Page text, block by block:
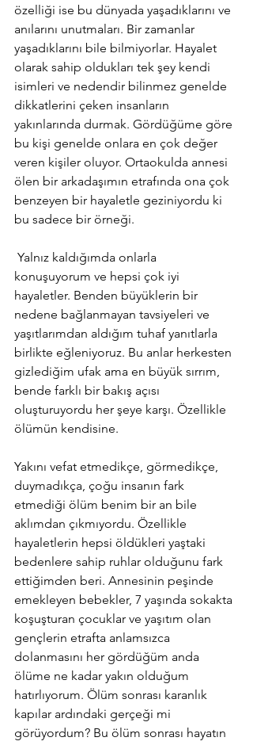
özelliği ise bu dünyada yaşadıklarını ve
anılarını unutmaları. Bir zamanlar
yaşadıklarını bile bilmiyorlar. Hayalet
olarak sahip oldukları tek şey kendi
isimleri ve nedendir bilinmez genelde
dikkatlerini çeken insanların
yakınlarında durmak. Gördüğüme göre
bu kişi genelde onlara en çok değer
veren kişiler oluyor. Ortaokulda annesi
ölen bir arkadaşımın etrafında ona çok
benzeyen bir hayaletle geziniyordu ki
bu sadece bir örneği.
konuşuyorum ve hepsi çok iyi
hayaletler. Benden büyüklerin bir
nedene bağlanmayan tavsiyeleri ve
yaşıtlarımdan aldığım tuhaf yanıtlarla
birlikte eğleniyoruz. Bu anlar herkesten
gizlediğim ufak ama en büyük sırrım,
bende farklı bir bakış açısı
oluşturuyordu her şeye karşı. Özellikle
ölümün kendisine.
Yakını vefat etmedikçe, görmedikçe,
duymadıkça, çoğu insanın fark
etmediği ölüm benim bir an bile
aklımdan çıkmıyordu. Özellikle
hayaletlerin hepsi öldükleri yaştaki
bedenlere sahip ruhlar olduğunu fark
ettiğimden beri. Annesinin peşinde
emekleyen bebekler, 7 yaşında sokakta
koşuşturan çocuklar ve yaşıtım olan
gençlerin etrafta anlamsızca
dolanmasını her gördüğüm anda
ölüme ne kadar yakın olduğum
hatırlıyorum. Ölüm sonrası karanlık
kapılar ardındaki gerçeği mi
görüyordum? Bu ölüm sonrası hayatın